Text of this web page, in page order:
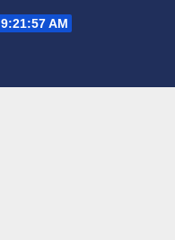
9:21:58 AM